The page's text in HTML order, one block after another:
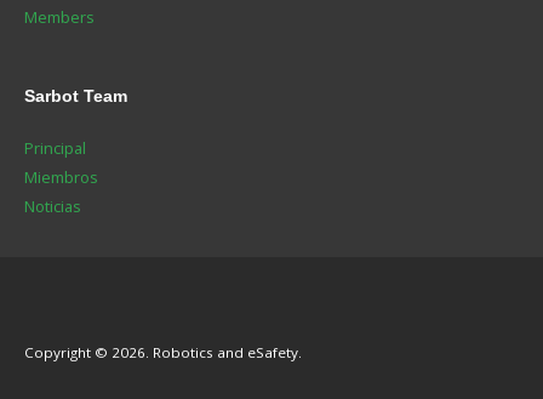
Members
Sarbot Team
Principal
Miembros
Noticias
Copyright © 2026. Robotics and eSafety.